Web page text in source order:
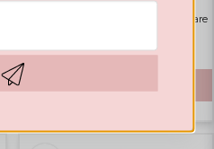
Bästsäljare